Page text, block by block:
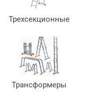
Трехсекционные
Трансформеры